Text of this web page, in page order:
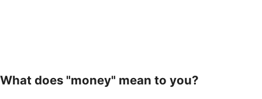
What does "money" mean to you?